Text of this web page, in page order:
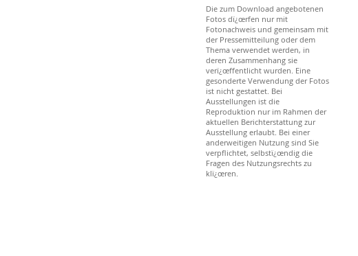
Die zum Download angebotenen
Fotos dï¿œrfen nur mit
Fotonachweis und gemeinsam mit
der Pressemitteilung oder dem
Thema verwendet werden, in
deren Zusammenhang sie
verï¿œffentlicht wurden. Eine
gesonderte Verwendung der Fotos
ist nicht gestattet. Bei
Ausstellungen ist die
Reproduktion nur im Rahmen der
aktuellen Berichterstattung zur
Ausstellung erlaubt. Bei einer
anderweitigen Nutzung sind Sie
verpflichtet, selbstï¿œndig die
Fragen des Nutzungsrechts zu
klï¿œren.